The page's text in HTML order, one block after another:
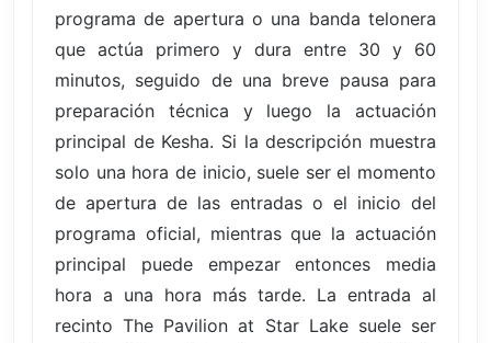
programa de apertura o una banda telonera
que actúa primero y dura entre 30 y 60
minutos, seguido de una breve pausa para
preparación técnica y luego la actuación
principal de Kesha. Si la descripción muestra
solo una hora de inicio, suele ser el momento
de apertura de las entradas o el inicio del
programa oficial, mientras que la actuación
principal puede empezar entonces media
hora a una hora más tarde. La entrada al
recinto The Pavilion at Star Lake suele ser